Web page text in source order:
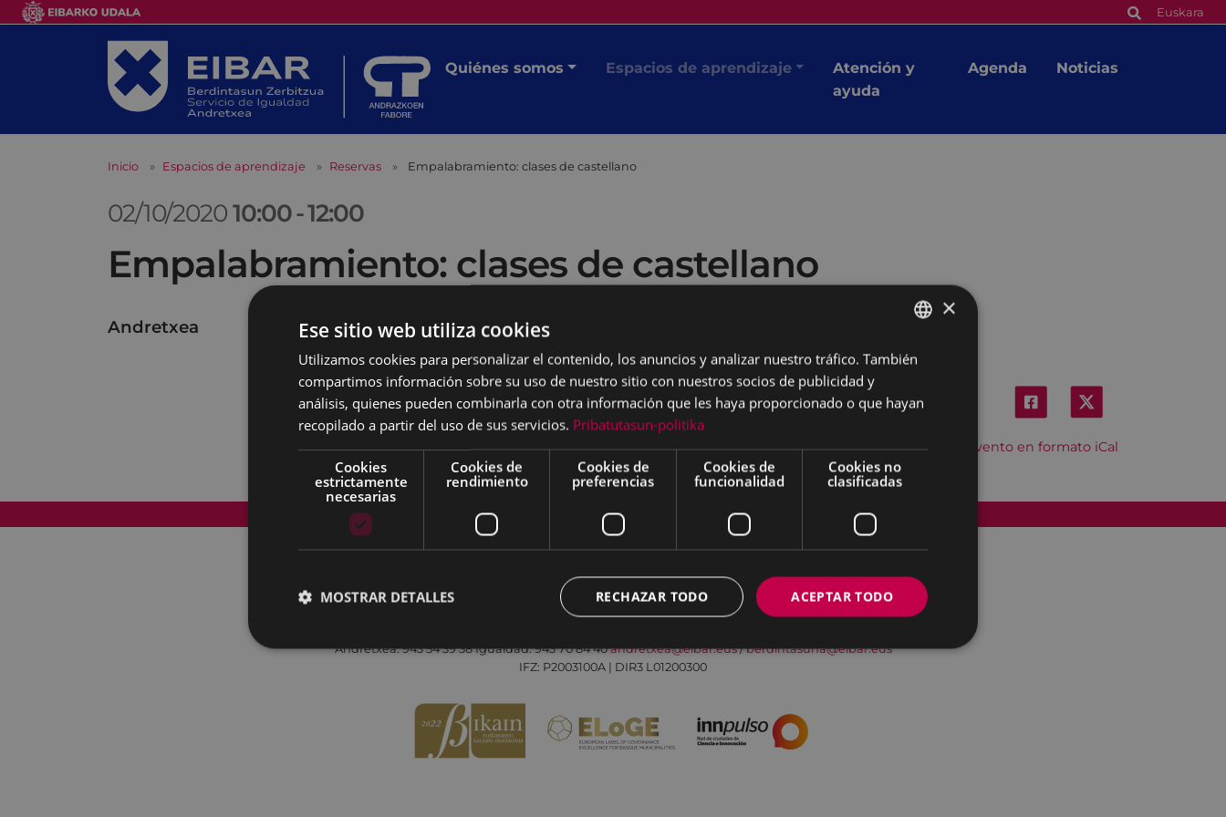
Euskara
Quiénes somos Espacios de aprendizaje
Atención y
ayuda
Agenda Noticias
Inicio Espacios de aprendizaje Reservas Empalabramiento: clases de castellano
02/10/202010:00-12:00
Empalabramiento: clases de castellano
Andretxea
Descargar el evento en formato iCal
Mapa del Sitio Aviso legal Política de cookies Contacto Accesibilidad
Todas las redes sociales del Ayuntamiento
Andretxea: 943 54 39 38Igualdad: 943 70 84 40andretxea@eibar.eus/berdintasuna@eibar.eus
IFZ: P2003100A | DIR3 L01200300
BASQUE
×
Ese sitio web utiliza cookies
Utilizamos cookies para personalizar el contenido, los anuncios y analizar nuestro tráfico. También
compartimos información sobre su uso de nuestro sitio con nuestros socios de publicidad y
análisis, quienes pueden combinarla con otra información que les haya proporcionado o que hayan
recopilado a partir del uso de sus servicios. Pribatutasun-politika
Cookies
estrictamente
necesarias
Cookies de
rendimiento
Cookies de
preferencias
Cookies de
funcionalidad
Cookies no
clasificadas
ACEPTAR TODO
RECHAZAR TODO
MOSTRAR DETALLES